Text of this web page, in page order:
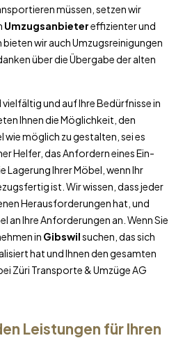
müssen, setzen wir
Umzugsanbietereffizienter und
wir auch Umzugsreinigungen
über die Übergabe der alten
und auf Ihre Bedürfnisse in
Ihnen die Möglichkeit, den
wie möglich zu gestalten, sei es
Helfer, das Anfordern eines Ein-
Lagerung Ihrer Möbel, wenn Ihr
ist. Wir wissen, dass jeder
Herausforderungen hat, und
an Ihre Anforderungen an. Wenn Sie
in Gibswilsuchen, das sich
hat und Ihnen den gesamten
Züri Transporte & Umzüge AG
Leistungen für Ihren